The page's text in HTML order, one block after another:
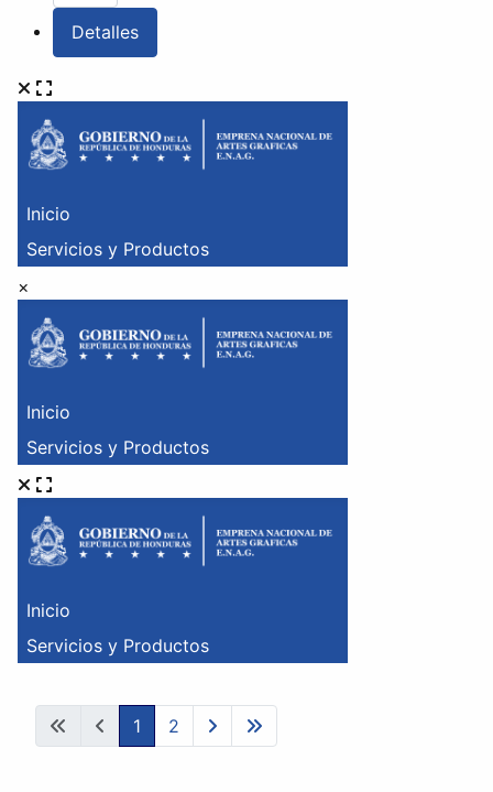
Detalles
×
1 2